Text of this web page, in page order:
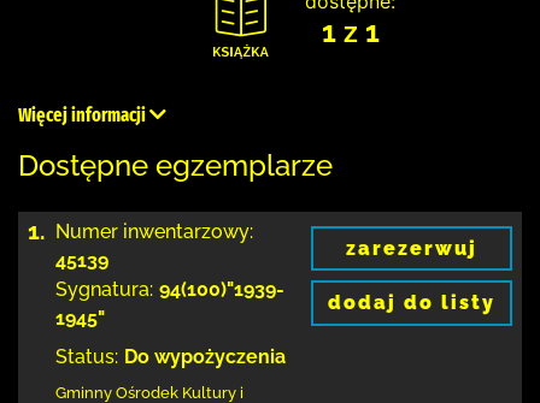
1 z 1
Więcej informacji
Dostępne egzemplarze
1. Numer inwentarzowy:
45139
Sygnatura: 94(100)"1939-
1945"
Status: Do wypożyczenia
Gminny Ośrodek Kultury i
zarezerwuj
dodaj do listy